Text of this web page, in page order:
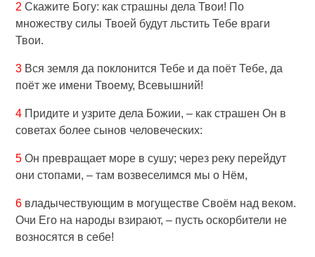
2 Скажите Богу: как страшны дела Твои! По
множеству силы Твоей будут льстить Тебе враги
Твои.
3 Вся земля да поклонится Тебе и да поёт Тебе, да
поёт же имени Твоему, Всевышний!
4 Придите и узрите дела Божии, – как страшен Он в
советах более сынов человеческих:
5 Он превращает море в сушу; через реку перейдут
они стопами, – там возвеселимся мы о Нём,
6 владычествующим в могуществе Своём над веком.
Очи Его на народы взирают, – пусть оскорбители не
возносятся в себе!